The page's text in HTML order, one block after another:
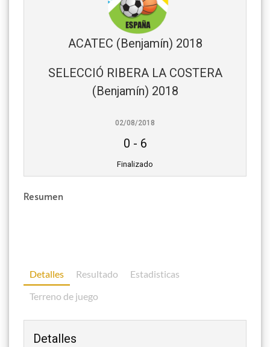
ACATEC (Benjamín) 2018
SELECCIÓ RIBERA LA COSTERA
(Benjamín) 2018
02/08/2018
0 - 6
Finalizado
Resumen
Detalles Resultado
Estadisticas
Terreno de juego
Detalles